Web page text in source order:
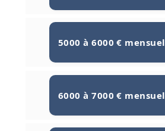
5000 à 6000 € mensuel
6000 à 7000 € mensuel